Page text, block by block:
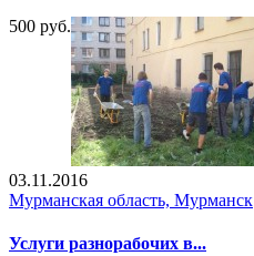
500 руб.
03.11.2016
Мурманская область, Мурманск
Услуги разнорабочих в...